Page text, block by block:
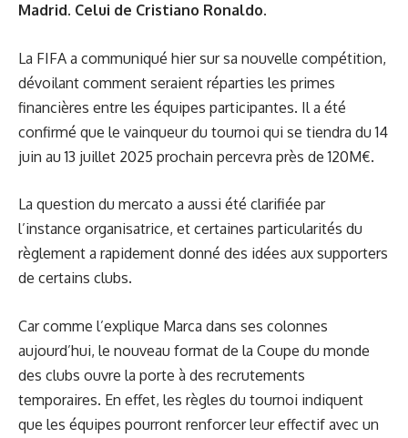
Madrid. Celui de Cristiano Ronaldo.
La FIFA a communiqué hiersur sa nouvelle compétition,
dévoilant comment seraient réparties les primes
financières entre les équipes participantes. Il a été
confirmé que le vainqueur du tournoi qui se tiendra du 14
juin au 13 juillet 2025 prochain percevra près de 120M€.
La question du mercato a aussi été clarifiée par
l’instance organisatrice, et certaines particularités du
règlement a rapidement donné des idées aux supporters
de certains clubs.
Car comme l’explique Marca dans ses colonnes
aujourd’hui, le nouveau format de la Coupe du monde
des clubs ouvre la porte à des recrutements
temporaires. En effet, les règles du tournoi indiquent
que les équipes pourront renforcer leur effectif avec un